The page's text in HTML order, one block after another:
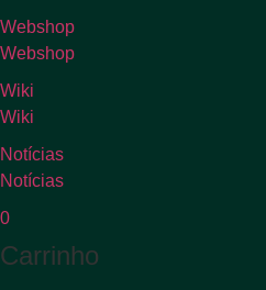
Webshop
Webshop
Wiki
Wiki
Notícias
Notícias
0
Carrinho